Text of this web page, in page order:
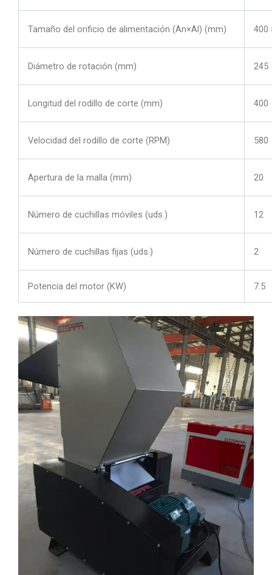
Tamaño del orificio de alimentación (An×Al) (mm) 400
Diámetro de rotación (mm) 245
Longitud del rodillo de corte (mm) 400
Velocidad del rodillo de corte (RPM) 580
Apertura de la malla (mm) 20
Número de cuchillas móviles (uds.) 12
Número de cuchillas fijas (uds.) 2
Potencia del motor (KW) 7.5